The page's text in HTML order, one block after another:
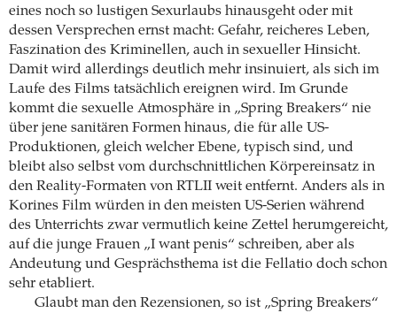
eines noch so lustigen Sexurlaubs hinausgeht oder mit
dessen Versprechen ernst macht: Gefahr, reicheres Leben,
Faszination des Kriminellen, auch in sexueller Hinsicht.
Damit wird allerdings deutlich mehr insinuiert, als sich im
Laufe des Films tatsächlich ereignen wird. Im Grunde
kommt die sexuelle Atmosphäre in „Spring Breakers“ nie
über jene sanitären Formen hinaus, die für alle US-
Produktionen, gleich welcher Ebene, typisch sind, und
bleibt also selbst vom durchschnittlichen Körpereinsatz in
den Reality-Formaten von RTLII weit entfernt. Anders als in
Korines Film würden in den meisten US-Serien während
des Unterrichts zwar vermutlich keine Zettel herumgereicht,
auf die junge Frauen „I want penis“ schreiben, aber als
Andeutung und Gesprächsthema ist die Fellatio doch schon
sehr etabliert.
Glaubt man den Rezensionen, so ist „Spring Breakers“